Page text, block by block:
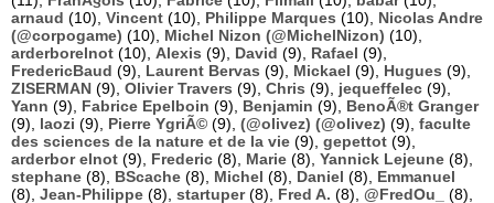
arnaud (10), Vincent (10), Philippe Marques (10), Nicolas Andre
(@corpogame) (10), Michel Nizon (@MichelNizon) (10),
arderborelnot (10), Alexis (9), David (9), Rafael (9),
FredericBaud (9), Laurent Bervas (9), Mickael (9), Hugues (9),
ZISERMAN (9), Olivier Travers (9), Chris (9), jequeffelec (9),
Yann (9), Fabrice Epelboin (9), Benjamin (9), BenoÃ®t Granger
(9), laozi (9), Pierre YgriÃ© (9), (@olivez) (@olivez) (9), faculte
des sciences de la nature et de la vie (9), gepettot (9),
arderbor elnot (9), Frederic (8), Marie (8), Yannick Lejeune (8),
stephane (8), BScache (8), Michel (8), Daniel (8), Emmanuel
(8), Jean-Philippe (8), startuper(8), Fred A. (8), @FredOu_
(8),